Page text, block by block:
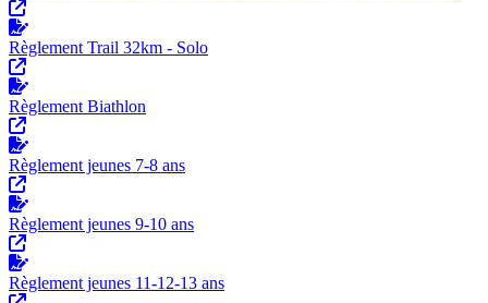
Règlement Trail 32km - Solo
Règlement Biathlon
Règlement jeunes 7-8 ans
Règlement jeunes 9-10 ans
Règlement jeunes 11-12-13 ans